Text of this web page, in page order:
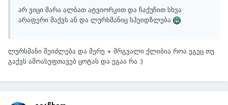
არ ვიცი მარა ალბათ ატვიორკით და ჩაქუჩით სხვა
არაფერი მაქვს ან და ლურსმანიც სჰეიდზლება
ლურსმანი შეიძლება და მერე + მრგვალი ქლიბია როა ეგეც თუ
გაქვს ამოასუფთავებ ცოტას და ეგაა რა :)